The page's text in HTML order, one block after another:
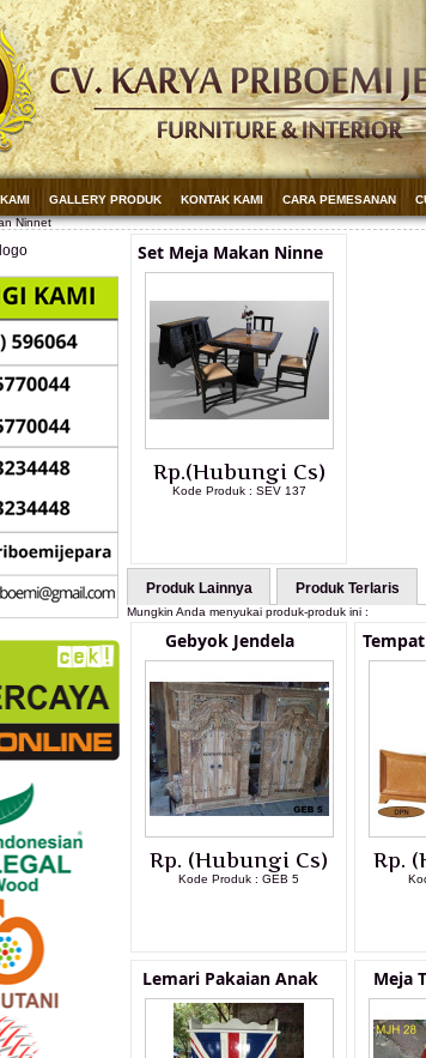
GALLERY PRODUK KONTAK KAMI CARA PEMESANAN
Ninnet
Set Meja Makan Ninne
Rp.(Hubungi Cs)
Kode Produk : SEV 137
Produk Lainnya Produk Terlaris
Mungkin Anda menyukai produk-produk ini :
Gebyok Jendela
Rp. (Hubungi Cs)
Kode Produk : GEB 5
Rp.
Lemari Pakaian Anak Meja